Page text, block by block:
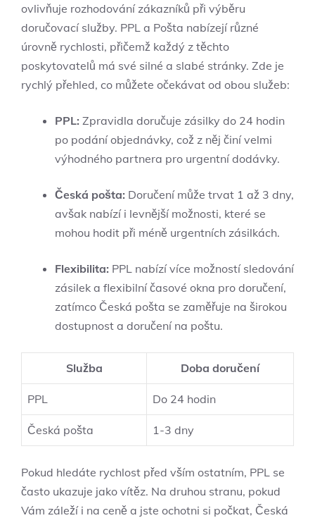
ovlivňuje rozhodování zákazníků při výběru
doručovací služby. PPL a Pošta nabízejí různé
úrovně rychlosti, přičemž každý z těchto
poskytovatelů má své silné a slabé stránky. Zde je
rychlý přehled, co můžete očekávat od obou služeb:
PPL: Zpravidla doručuje zásilky do 24 hodin
po podání objednávky, což z něj činí velmi
výhodného partnera pro urgentní dodávky.
Česká pošta: Doručení může trvat 1 až 3 dny,
avšak nabízí i levnější možnosti, které se
mohou hodit při méně urgentních zásilkách.
Flexibilita: PPL nabízí více možností sledování
zásilek a flexibilní časové okna pro doručení,
zatímco Česká pošta se zaměřuje na širokou
dostupnost a doručení na poštu.
Služba Doba doručení
PPL Do 24 hodin
Česká pošta 1-3 dny
Pokud hledáte rychlost před vším ostatním, PPL se
často ukazuje jako vítěz. Na druhou stranu, pokud
Vám záleží i na ceně a jste ochotni si počkat, Česká